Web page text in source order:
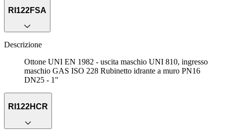
RI122FSA
Descrizione
Ottone UNI EN 1982 - uscita maschio UNI 810, ingresso
maschio GAS ISO 228 Rubinetto idrante a muro PN16
DN25 - 1"
RI122HCR